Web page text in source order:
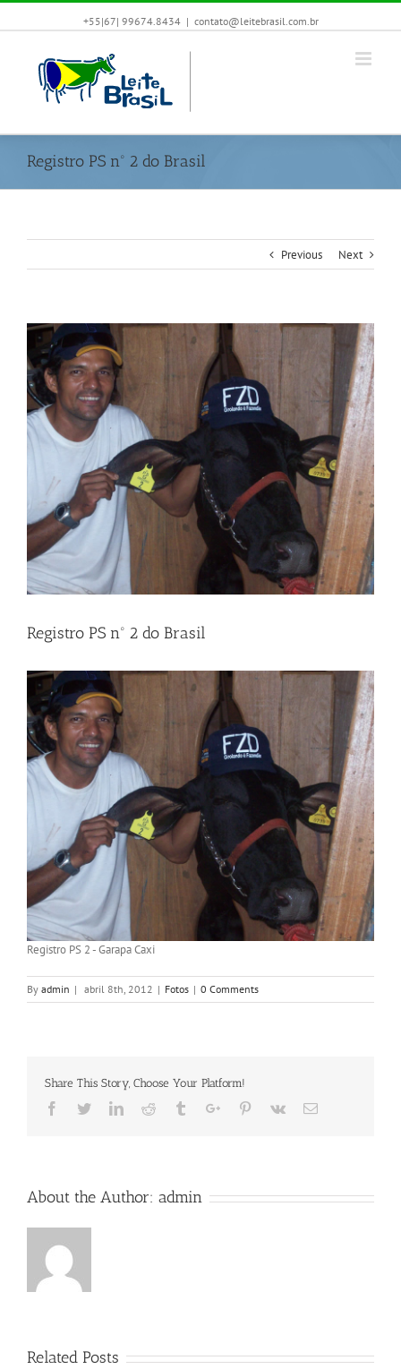
+55|67| 99674.8434 | contato@leitebrasil.com.br
Registro PS nº 2 do Brasil
Previous Next
View
Larger
Image
Registro PS nº 2 do Brasil
Registro PS 2 - Garapa Caxi
By admin | abril 8th, 2012 | Fotos | 0 Comments
Share This Story, Choose Your Platform!
Facebook
TwitterLinkedinReddit TumblrGoogle+Pinterest
Vk Email
About the Author: admin
Related Posts